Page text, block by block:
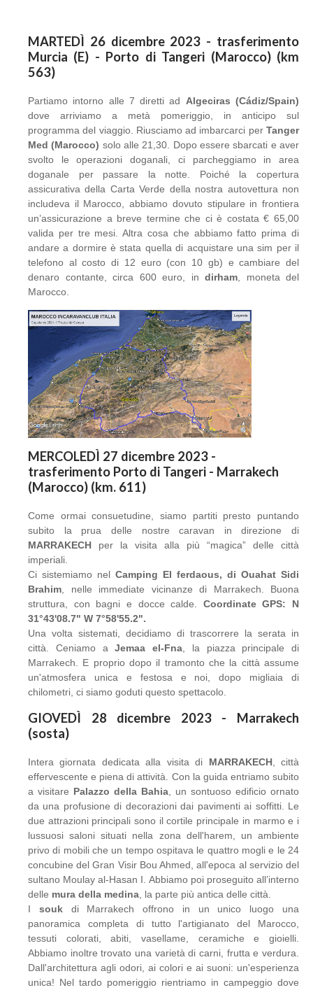
MARTEDÌ 26 dicembre 2023 - trasferimento
Murcia (E) - Porto di Tangeri (Marocco) (km
563)
Partiamo intorno alle 7 diretti ad Algeciras (Cádiz/Spain)
dove arriviamo a metà pomeriggio, in anticipo sul
programma del viaggio. Riusciamo ad imbarcarci per Tanger
Med (Marocco) solo alle 21,30. Dopo essere sbarcati e aver
svolto le operazioni doganali, ci parcheggiamo in area
doganale per passare la notte. Poiché la copertura
assicurativa della Carta Verde della nostra autovettura non
includeva il Marocco, abbiamo dovuto stipulare in frontiera
un’assicurazione a breve termine che ci è costata € 65,00
valida per tre mesi. Altra cosa che abbiamo fatto prima di
andare a dormire è stata quella di acquistare una sim per il
telefono al costo di 12 euro (con 10 gb) e cambiare del
denaro contante, circa 600 euro, in dirham, moneta del
Marocco.
MERCOLEDÌ 27 dicembre 2023 -
trasferimento Porto di Tangeri - Marrakech
(Marocco) (km. 611)
Come ormai consuetudine, siamo partiti presto puntando
subito la prua delle nostre caravan in direzione di
MARRAKECH per la visita alla più “magica” delle città
imperiali.
Ci sistemiamo nel Camping El ferdaous, di Ouahat Sidi
Brahim , nelle immediate vicinanze di Marrakech. Buona
struttura, con bagni e docce calde. Coordinate GPS: N
31°43'08.7" W 7°58'55.2".
Una volta sistemati, decidiamo di trascorrere la serata in
città. Ceniamo aJemaa el-Fna , la piazza principale di
Marrakech. E proprio dopo il tramonto che la città assume
un'atmosfera unica e festosa e noi, dopo migliaia di
chilometri, ci siamo goduti questo spettacolo.
GIOVEDÌ 28 dicembre 2023 - Marrakech
(sosta)
Intera giornata dedicata alla visita di MARRAKECH, città
effervescente e piena di attività. Con la guida entriamo subito
a visitare Palazzo della Bahia , un sontuoso edificio ornato
da una profusione di decorazioni dai pavimenti ai soffitti. Le
due attrazioni principali sono il cortile principale in marmo e i
lussuosi saloni situati nella zona dell'harem, un ambiente
privo di mobili che un tempo ospitava le quattro mogli e le 24
concubine del Gran Visir Bou Ahmed, all'epoca al servizio del
sultano Moulay al-Hasan I. Abbiamo poi proseguito all’interno
delle mura della medina , la parte più antica delle città.
I soukdi Marrakech offrono in un unico luogo una
panoramica completa di tutto l'artigianato del Marocco,
tessuti colorati, abiti, vasellame, ceramiche e gioielli.
Abbiamo inoltre trovato una varietà di carni, frutta e verdura.
Dall'architettura agli odori, ai colori e ai suoni: un'esperienza
unica! Nel tardo pomeriggio rientriamo in campeggio dove